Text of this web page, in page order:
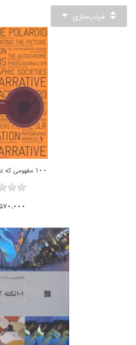
مرتب‌سازي
100 مفهومي كه عكاسي را تغيير داد